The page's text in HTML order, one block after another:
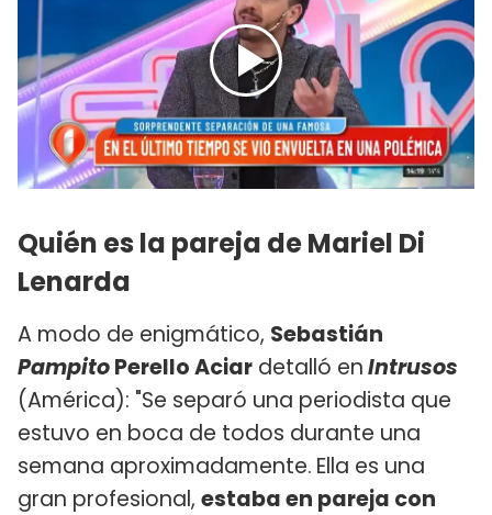
Quién es la pareja de Mariel Di
Lenarda
A modo de enigmático, Sebastián
PampitoPerello Aciar detalló enIntrusos
(América): "Se separó una periodista que
estuvo en boca de todos durante una
semana aproximadamente. Ella es una
gran profesional, estaba en pareja con